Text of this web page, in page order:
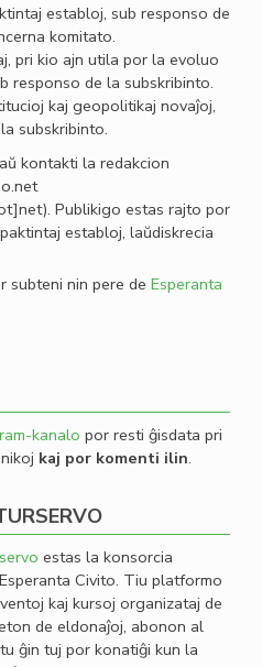
establoj, sub responso de
komitato.
pri kio ajn utila por la evoluo
responso de la subskribinto.
kaj geopolitikaj novaĵoj,
subskribinto.
aŭ kontakti la redakcion
.net
. Publikigo estas rajto por
establoj, laŭdiskrecia
subteni nin pere de Esperanta
kanalo por resti ĝisdata pri
kaj por komenti ilin.
estas la konsorcia
Civito. Tiu platformo
kaj kursoj organizataj de
de eldonaĵoj, abonon al
ĝin tuj por konatiĝi kun la